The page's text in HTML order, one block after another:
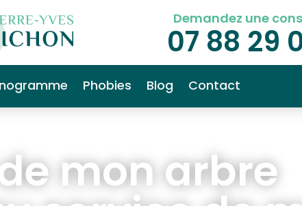
Demandez une
07 88 29
Phobies Blog Contact
mon arbre